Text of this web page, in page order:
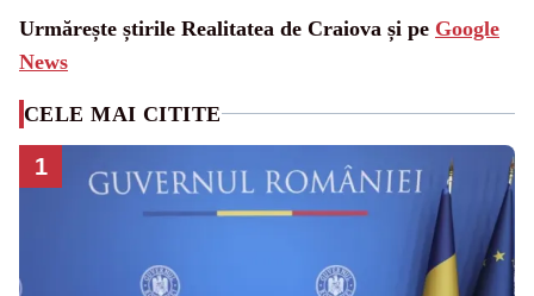
Urmărește știrile Realitatea de Craiova și pe Google
News
CELE MAI CITITE
1